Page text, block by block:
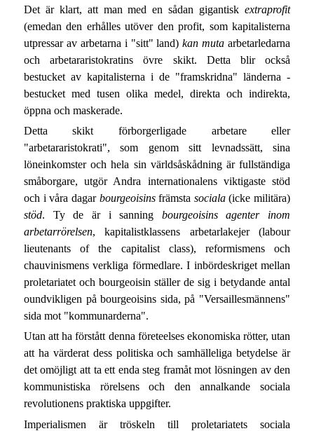
Det är klart, att man med en sådan gigantiskextraprofit
(emedan den erhålles utöver den profit, som kapitalisterna
utpressar av arbetarna i "sitt" land)kan muta arbetarledarna
och arbetararistokratins övre skikt. Detta blir också
bestucket av kapitalisterna i de "framskridna" länderna -
bestucket med tusen olika medel, direkta och indirekta,
öppna och maskerade.
Detta skikt förborgerligade arbetare eller
"arbetararistokrati", som genom sitt levnadssätt, sina
löneinkomster och hela sin världsåskådning är fullständiga
småborgare, utgör Andra internationalens viktigaste stöd
och i våra dagar bourgeoisinsfrämsta sociala(icke militära)
stöd. Ty de är i sanning bourgeoisins agenter inom
arbetarrörelsen, kapitalistklassens arbetarlakejer (labour
lieutenants of the capitalist class), reformismens och
chauvinismens verkliga förmedlare. I inbördeskriget mellan
proletariatet och bourgeoisin ställer de sig i betydande antal
oundvikligen på bourgeoisins sida, på "Versaillesmännens"
sida mot "kommunarderna".
Utan att ha förstått denna företeelses ekonomiska rötter, utan
att ha värderat dess politiska och samhälleliga betydelse är
det omöjligt att ta ett enda steg framåt mot lösningen av den
kommunistiska rörelsens och den annalkande sociala
revolutionens praktiska uppgifter.
Imperialismen är tröskeln till proletariatets sociala